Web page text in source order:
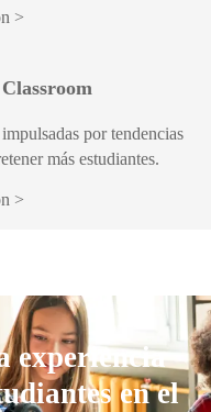
por tendencias
más estudiantes.
experiencia
en el